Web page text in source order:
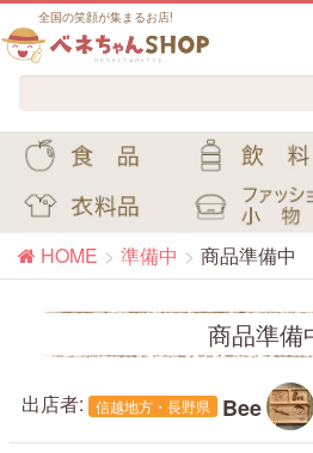
全国の笑顔が集まるお店!
HOME 準備中 商品準備中
商品準備
出店者: 信越地方・長野県 Bee